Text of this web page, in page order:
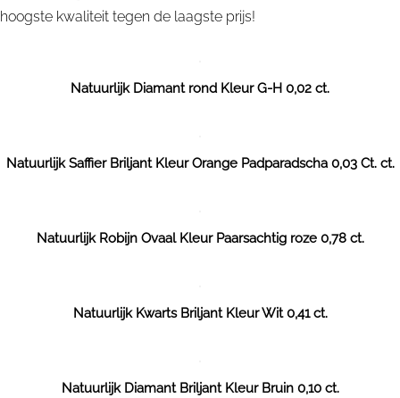
hoogste kwaliteit tegen de laagste prijs!
Natuurlijk Diamant rond Kleur G-H 0,02 ct.
Natuurlijk Saffier Briljant Kleur Orange Padparadscha 0,03 Ct. ct.
Natuurlijk Robijn Ovaal Kleur Paarsachtig roze 0,78 ct.
Natuurlijk Kwarts Briljant Kleur Wit 0,41 ct.
Natuurlijk Diamant Briljant Kleur Bruin 0,10 ct.